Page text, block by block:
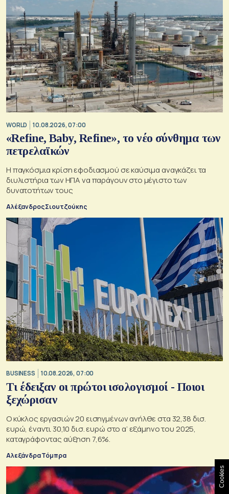
WORLD 10.08.2026, 07:00
«Refine, Baby, Refine», το νέο σύνθημα των
πετρελαϊκών
Η παγκόσμια κρίση εφοδιασμού σε καύσιμα αναγκάζει τα
διυλιστήρια των ΗΠΑ να παράγουν στο μέγιστο των
δυνατοτήτων τους
Αλέξανδρος Σιουτζούκης
BUSINESS 10.08.2026, 07:00
Τι έδειξαν οι πρώτοι ισολογισμοί - Ποιοι
ξεχώρισαν
Ο κύκλος εργασιών 20 εισηγμένων ανήλθε στα 32,38 δισ.
ευρώ, έναντι 30,10 δισ. ευρώ στο α’ εξάμηνο του 2025,
καταγράφοντας αύξηση 7,6%.
Αλεξάνδρα Τόμπρα
Cookies